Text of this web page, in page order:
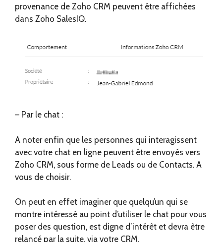
provenance de Zoho CRM peuvent être affichées
dans Zoho SalesIQ.
– Par le chat :
A noter enfin que les personnes qui interagissent
avec votre chat en ligne peuvent être envoyés vers
Zoho CRM, sous forme de Leads ou de Contacts. A
vous de choisir.
On peut en effet imaginer que quelqu’un qui se
montre intéressé au point d’utiliser le chat pour vous
poser des question, est digne d’intérêt et devra être
relancé par la suite, via votre CRM.